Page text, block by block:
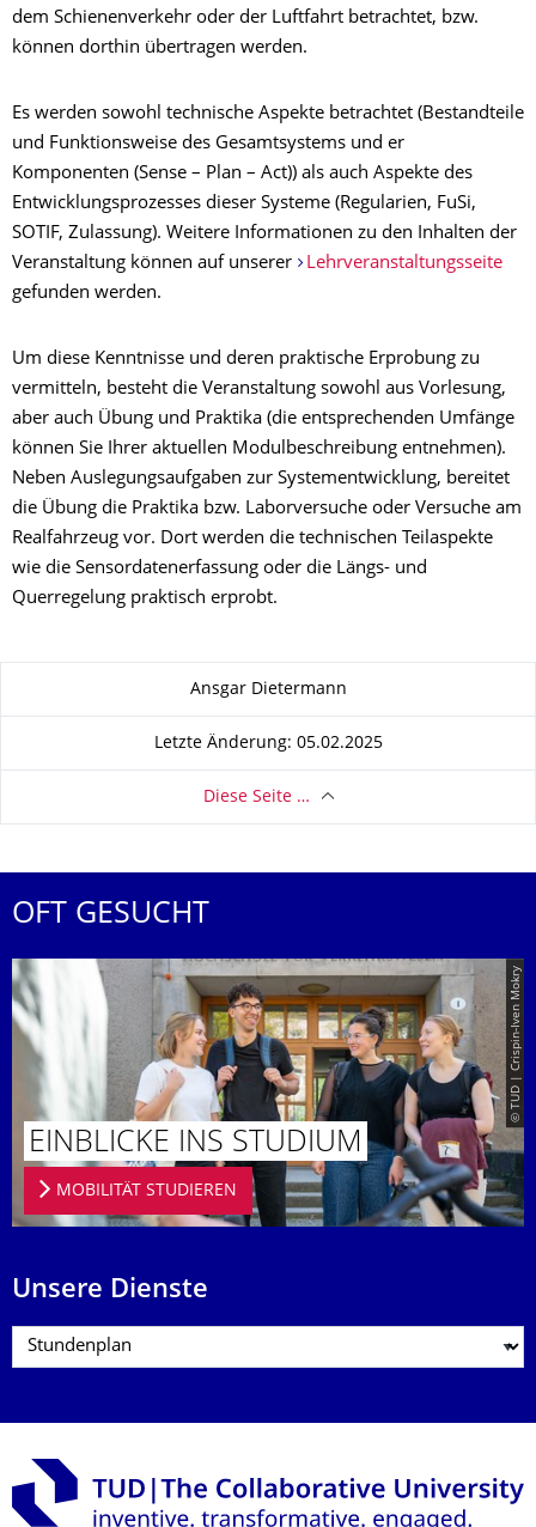
dem Schienenverkehr oder der Luftfahrt betrachtet, bzw.
können dorthin übertragen werden.
Es werden sowohl technische Aspekte betrachtet (Bestandteile
und Funktionsweise des Gesamtsystems und er
Komponenten (Sense – Plan – Act)) als auch Aspekte des
Entwicklungsprozesses dieser Systeme (Regularien, FuSi,
SOTIF, Zulassung). Weitere Informationen zu den Inhalten der
Veranstaltung können auf unserer
Lehrveranstaltungsseite
gefunden werden.
Um diese Kenntnisse und deren praktische Erprobung zu
vermitteln, besteht die Veranstaltung sowohl aus Vorlesung,
aber auch Übung und Praktika (die entsprechenden Umfänge
können Sie Ihrer aktuellen Modulbeschreibung entnehmen).
Neben Auslegungsaufgaben zur Systementwicklung, bereitet
die Übung die Praktika bzw. Laborversuche oder Versuche am
Realfahrzeug vor. Dort werden die technischen Teilaspekte
wie die Sensordatenerfassung oder die Längs- und
Querregelung praktisch erprobt.
Ansgar Dietermann
Letzte Änderung: 05.02.2025
Diese Seite …
OFT GESUCHT
© TUD | Crispin-Iven Mokry
EINBLICKE INS STUDIUM
MOBILITÄT STUDIEREN
Unsere Dienste